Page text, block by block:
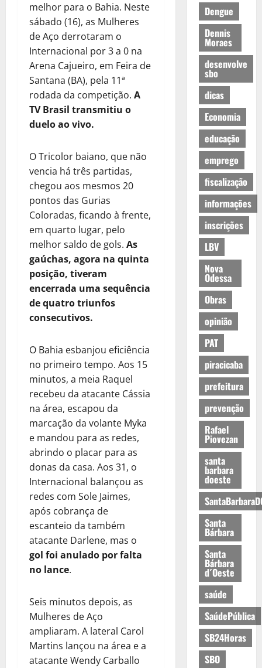
melhor para o Bahia. Neste
sábado (16), as Mulheres
de Aço derrotaram o
Internacional por 3 a 0 na
Arena Cajueiro, em Feira de
Santana (BA), pela 11ª
rodada da competição. A
TV Brasil transmitiu o
duelo ao vivo.
O Tricolor baiano, que não
vencia há três partidas,
chegou aos mesmos 20
pontos das Gurias
Coloradas, ficando à frente,
em quarto lugar, pelo
melhor saldo de gols. As
gaúchas, agora na quinta
posição, tiveram
encerrada uma sequência
de quatro triunfos
consecutivos.
O Bahia esbanjou eficiência
no primeiro tempo. Aos 15
minutos, a meia Raquel
recebeu da atacante Cássia
na área, escapou da
marcação da volante Myka
e mandou para as redes,
abrindo o placar para as
donas da casa. Aos 31, o
Internacional balançou as
redes com Sole Jaimes,
após cobrança de
escanteio da também
atacante Darlene, mas o
gol foi anulado por falta
no lance.
Seis minutos depois, as
Mulheres de Aço
ampliaram. A lateral Carol
Martins lançou na área e a
atacante Wendy Carballo
Dengue
Dennis
Moraes
desenvolve
sbo
dicas
Economia
educação
emprego
fiscalização
informações
inscrições
LBV
Nova
Odessa
Obras
opinião
PAT
piracicaba
prefeitura
prevenção
Rafael
Piovezan
santa
barbara
doeste
Santa
Bárbara
Santa
Bárbara
d´Oeste
saúde
SaúdePública
SB24Horas
SBO